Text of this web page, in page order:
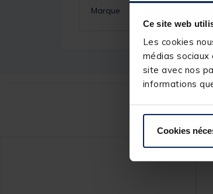
Ce site web
Les cookies
médias
site avec nos
informations
Cookies
Marque